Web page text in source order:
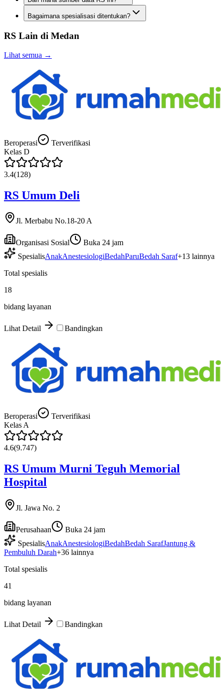
Bagaimana spesialisasi ditentukan?
RS Lain di Medan
Lihat semua →
Beroperasi
Terverifikasi
Kelas D
3.4(128)
RS Umum Deli
Jl. Merbabu No.18-20 A
Organisasi Sosial
Buka 24 jam
SpesialisAnakAnestesiologiBedahParuBedah Saraf+13 lainnya
Total spesialis
18
bidang layanan
Lihat Detail Bandingkan
Beroperasi
Terverifikasi
KelasA
4.6(9.747)
RS Umum Murni Teguh Memorial
Hospital
Jl. Jawa No. 2
Perusahaan
Buka 24 jam
SpesialisAnakAnestesiologiBedahBedah SarafJantung &
Pembuluh Darah+36 lainnya
Total spesialis
41
bidang layanan
Lihat Detail Bandingkan